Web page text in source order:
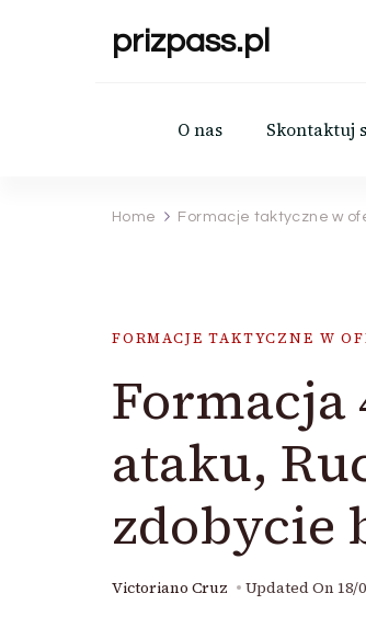
prizpass.pl
O nas Skontaktuj
Home Formacje taktyczne w
FORMACJE TAKTYCZNE W
Formacja
ataku,
zdobycie
Victoriano Cruz Updated On 18/